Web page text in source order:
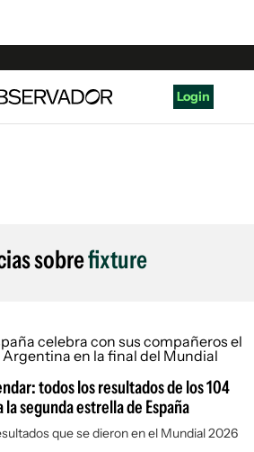
Login
sobrefixture
todos los resultados de los 104
segunda estrella de España
que se dieron en el Mundial 2026